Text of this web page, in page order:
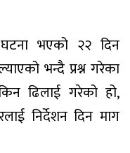
भएको २२ दिन
भन्दै प्रश्न गरेका
ढिलाई गरेको हो,
निर्देशन दिन माग